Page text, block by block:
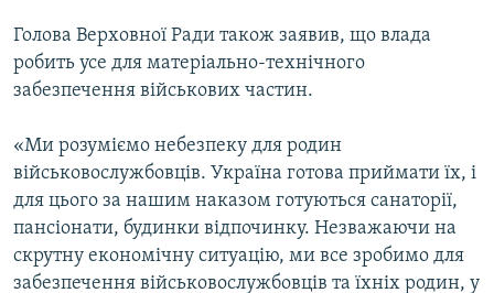
Голова Верховної Ради також заявив, що влада
робить усе для матеріально-технічного
забезпечення військових частин.
«Ми розуміємо небезпеку для родин
військовослужбовців. Україна готова приймати їх, і
для цього за нашим наказом готуються санаторії,
пансіонати, будинки відпочинку. Незважаючи на
скрутну економічну ситуацію, ми все зробимо для
забезпечення військовослужбовців та їхніх родин, у